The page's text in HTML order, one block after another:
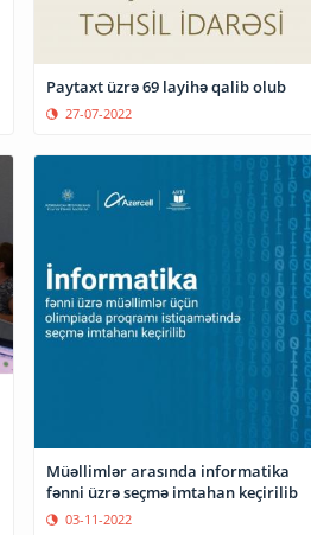
Paytaxt üzrə 69 layihə qalib olub
27-07-2022
Müəllimlər arasında informatika
fənni üzrə seçmə imtahan keçirilib
03-11-2022